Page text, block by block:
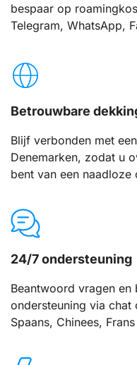
bespaar op
Telegram, WhatsApp,
Betrouwbare
Blijf verbonden met
Denemarken, zodat u
bent van een naadloze
24/7 ondersteuning
Beantwoord vragen
ondersteuning via chat
Spaans, Chinees,